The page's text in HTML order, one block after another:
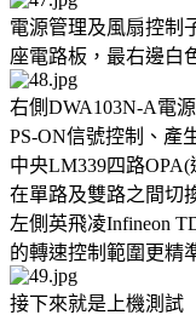
電源管理及風扇控制
座電路板，最右邊白
右側DWA103N-A電
PS-ON信號控制、產
中央LM339四路
在單路及雙路之間切
左側英飛凌Infineon
的轉速控制範圍更精
接下來就是上機測試